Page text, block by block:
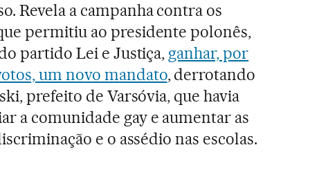
Revela a campanha contra os
permitiu ao presidente polonês,
partido Lei e Justiça, ganhar, por
um novo mandato, derrotando
prefeito de Varsóvia, que havia
a comunidade gay e aumentar as
e o assédio nas escolas.